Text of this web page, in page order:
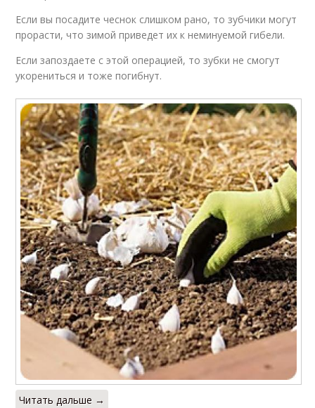
Если вы посадите чеснок слишком рано, то зубчики могут
прорасти, что зимой приведет их к неминуемой гибели.
Если запоздаете с этой операцией, то зубки не смогут
укорениться и тоже погибнут.
Читать дальше →